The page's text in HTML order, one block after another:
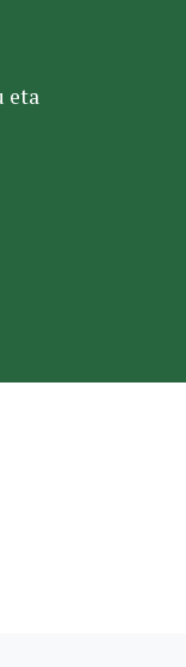
eta